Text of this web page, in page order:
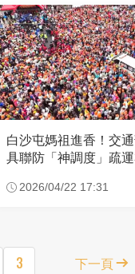
白沙屯媽祖進香！交
具聯防「神調度」疏
2026/04/22 17:31
3 下一頁